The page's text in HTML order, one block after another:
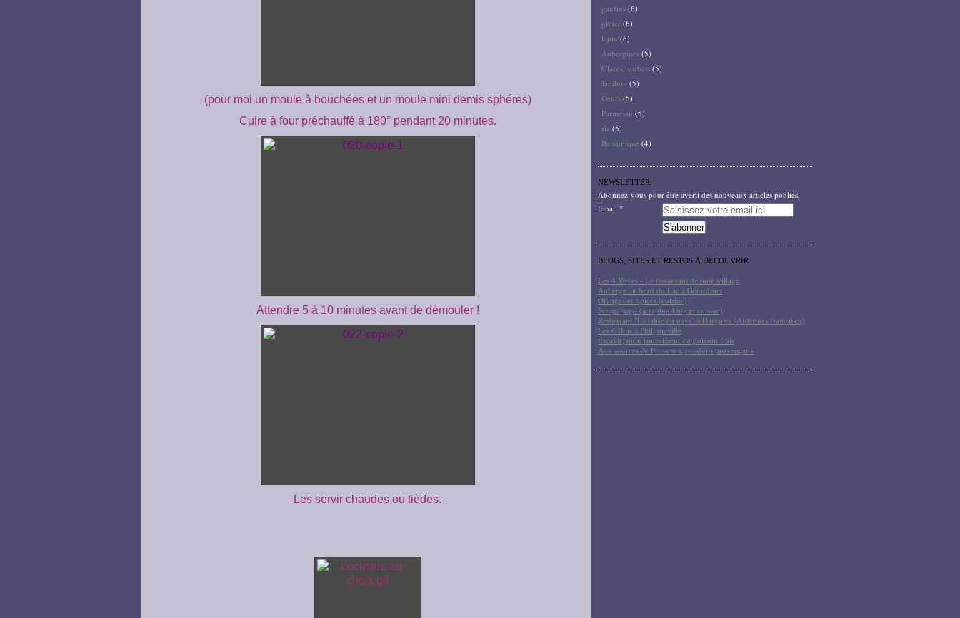
(pour moi un moule à bouchées et un moule mini demis sphéres)
Cuire à four préchauffé à 180° pendant 20 minutes.
Attendre 5 à 10 minutes avant de démouler !
Les servir chaudes ou tièdes.
gaufres (6)
gibier (6)
lapin (6)
Aubergines (5)
Glaces, sorbets (5)
Jambon (5)
Oeufs (5)
Parmesan (5)
riz (5)
Balsamique (4)
NEWSLETTER
Abonnez-vous pour être averti des nouveaux articles publiés.
Email
BLOGS, SITES ET RESTOS À DÉCOUVRIR
Les 4 Voyes - Le restaurant de mon village
Auberge au bord du Lac à Gérardmer
Oranges et Epices (cuisine)
Scrapagogo (scrapbooking et cuisine)
Restaurant "La table du pays" à Hargnies (Ardennes françaises)
Les 4 Bras à Philippeville
Escavir, mon fournisseur de poisson frais
Aux sources de Provence, produits provençaux